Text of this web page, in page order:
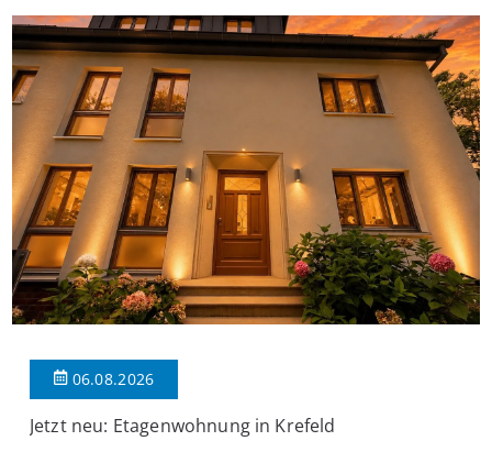
06.08.2026
Jetzt neu: Etagenwohnung in Krefeld